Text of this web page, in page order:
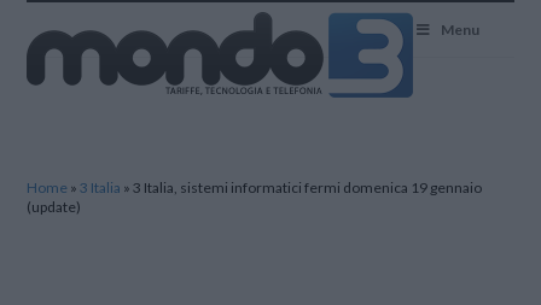
Menu
Home »3 Italia »3 Italia, sistemi informatici fermi domenica 19 gennaio
(update)